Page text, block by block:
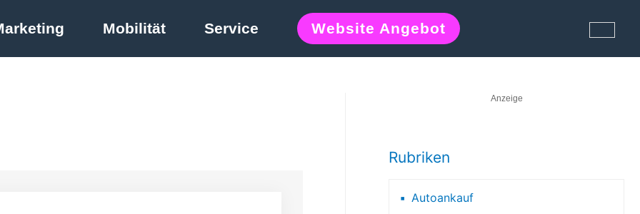
Mobilität Service Website Angebot
Anzeige
Rubriken
Autoankauf